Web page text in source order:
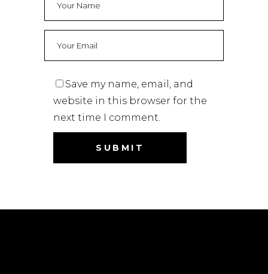
Save my name, email, and
website in this browser for the
next time I comment.